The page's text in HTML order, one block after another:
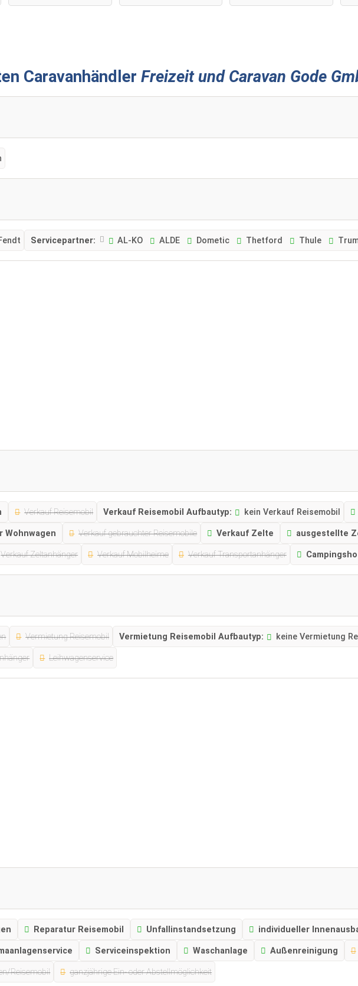
CaravanhändlerFreizeit und Caravan Gode
Servicepartner: AL-KO ALDE Dometic Thetford Thule
Verkauf Reisemobil Verkauf Reisemobil Aufbautyp: kein Verkauf Reisemobil
Wohnwagen Verkauf gebrauchter Reisemobile Verkauf Zelte ausgestellte
Verkauf Zeltanhänger Verkauf Mobilheime Verkauf Transportanhänger
Vermietung Reisemobil Vermietung Reisemobil Aufbautyp: keine Vermietung
Leihwagenservice
Reparatur Reisemobil Unfallinstandsetzung individueller
Serviceinspektion Waschanlage Außenreinigung
Reisemobil ganzjährige Ein- oder Abstellmöglichkeit